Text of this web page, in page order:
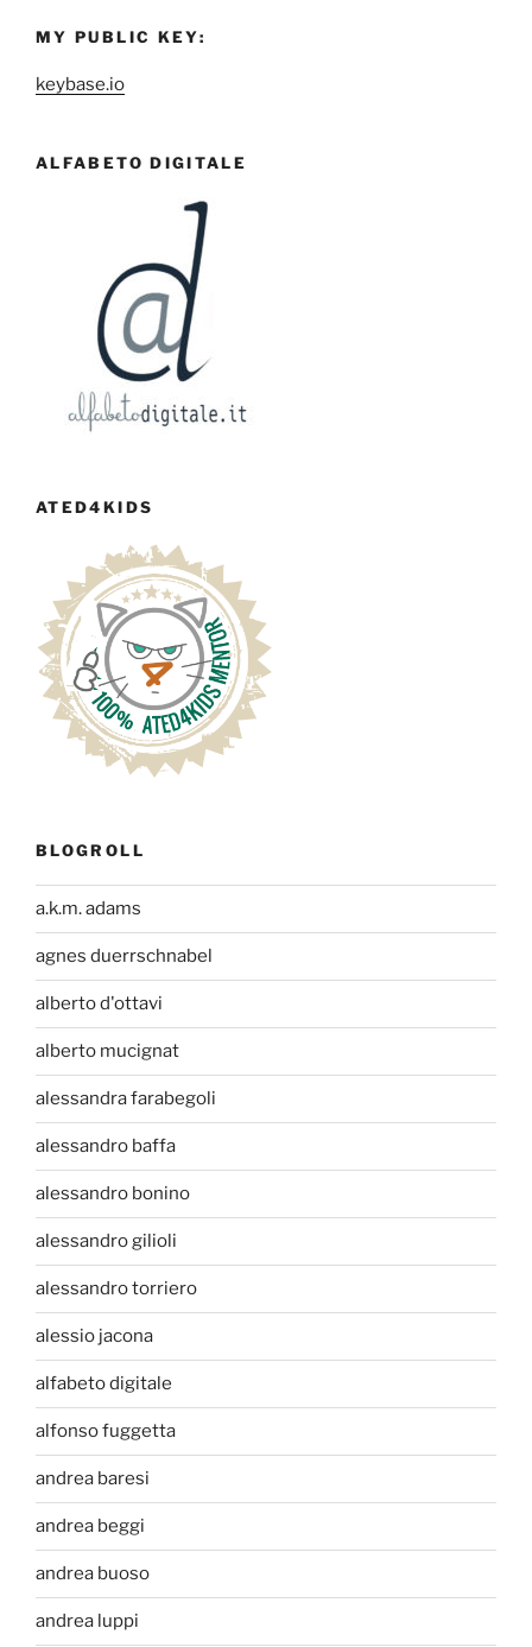
MY PUBLIC KEY:
keybase.io
ALFABETO DIGITALE
ATED4KIDS
BLOGROLL
a.k.m. adams
agnes duerrschnabel
alberto d'ottavi
alberto mucignat
alessandra farabegoli
alessandro baffa
alessandro bonino
alessandro gilioli
alessandro torriero
alessio jacona
alfabeto digitale
alfonso fuggetta
andrea baresi
andrea beggi
andrea buoso
andrea luppi